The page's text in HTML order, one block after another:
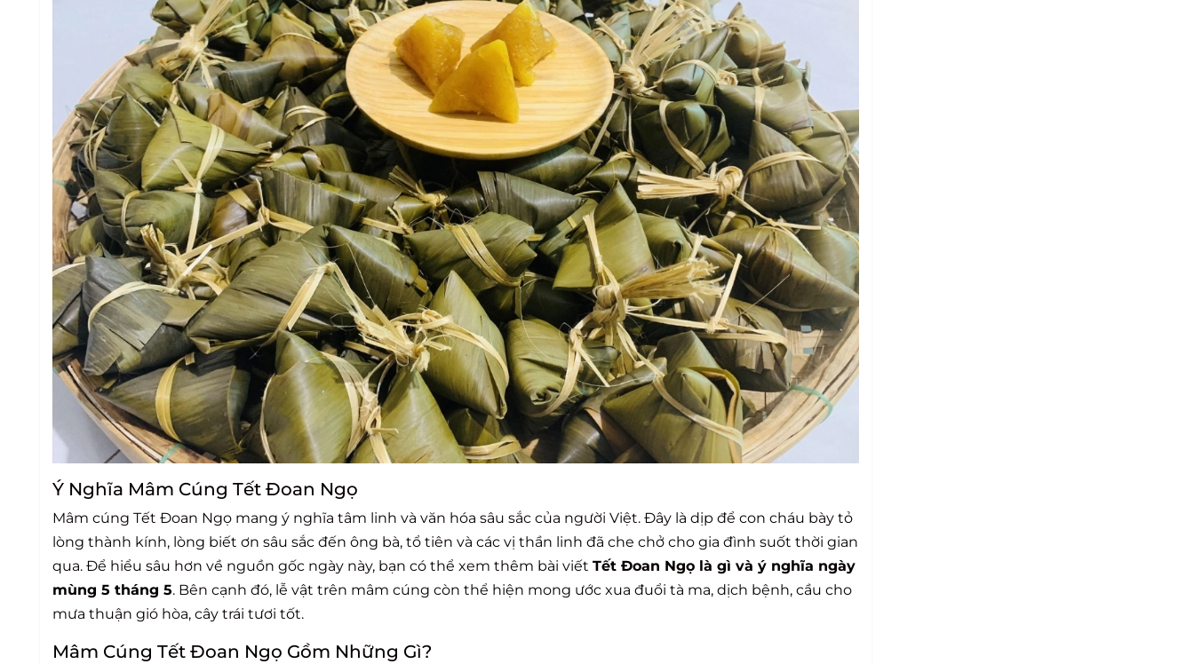
Ý Nghĩa Mâm Cúng Tết Đoan Ngọ
Mâm cúng Tết Đoan Ngọ mang ý nghĩa tâm linh và văn hóa sâu sắc của người Việt. Đây là dịp để con cháu bày tỏ
lòng thành kính, lòng biết ơn sâu sắc đến ông bà, tổ tiên và các vị thần linh đã che chở cho gia đình suốt thời gian
qua. Để hiểu sâu hơn về nguồn gốc ngày này, bạn có thể xem thêm bài viết Tết Đoan Ngọ là gì và ý nghĩa ngày
mùng 5 tháng 5. Bên cạnh đó, lễ vật trên mâm cúng còn thể hiện mong ước xua đuổi tà ma, dịch bệnh, cầu cho
mưa thuận gió hòa, cây trái tươi tốt.
Mâm Cúng Tết Đoan Ngọ Gồm Những Gì?